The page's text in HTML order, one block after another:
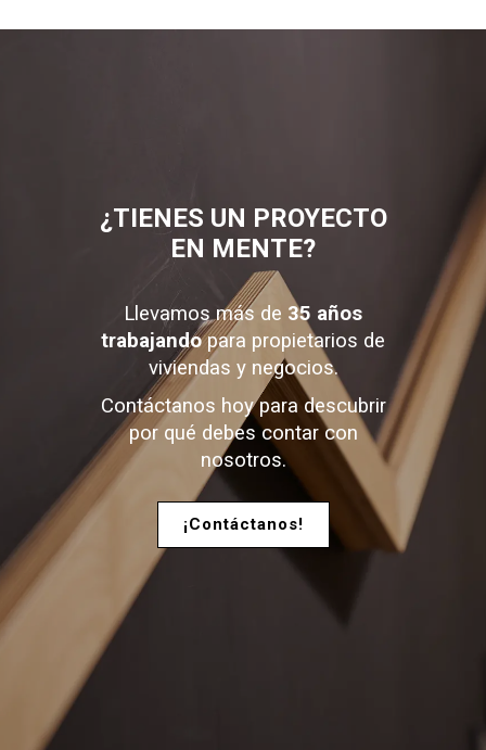
¿TIENES UN PROYECTO
EN MENTE?
Llevamos más de 35 años
trabajandopara propietarios de
viviendas y negocios.
Contáctanos hoy para descubrir
por qué debes contar con
nosotros.
¡Contáctanos!